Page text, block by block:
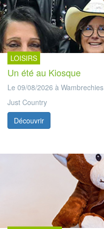
LOISIRS
Un été au Kiosque
Le 09/08/2026 à Wambrechies
Just Country
Découvrir